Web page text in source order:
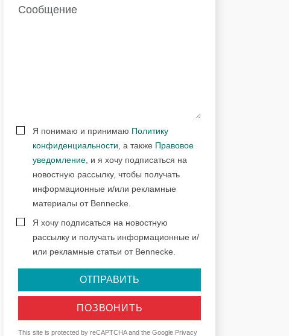
Я понимаю и принимаю Политику
конфиденциальности , а также Правовое
уведомление , и я хочу подписаться на
новостную рассылку, чтобы получать
информационные и/или рекламные
материалы от Bennecke.
Я хочу подписаться на новостную
рассылку и получать информационные и/
или рекламные статьи от Bennecke.
ОТПРАВИТЬ
ПОЗВОНИТЬ
This site is protected by reCAPTCHA and the Google Privacy